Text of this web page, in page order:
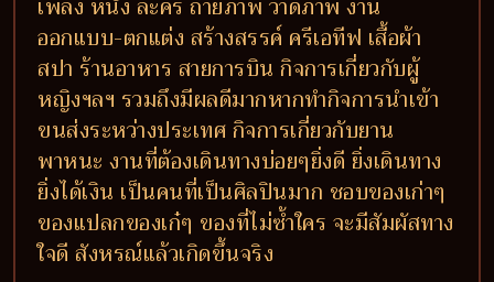
ออกแบบ-ตกแต่ง สร้างสรรค์ ครีเอทีฟ เสื้อผ้า
สปา ร้านอาหาร สายการบิน กิจการเกี่ยวกับผู้
หญิงฯลฯ รวมถึงมีผลดีมากหากทำกิจการนำเข้า
ขนส่งระหว่างประเทศ กิจการเกี่ยวกับยาน
พาหนะ งานที่ต้องเดินทางบ่อยๆยิ่งดี ยิ่งเดินทาง
ยิ่งได้เงิน เป็นคนที่เป็นศิลปินมาก ชอบของเก่าๆ
ของแปลกของเก๋ๆ ของที่ไม่ซ้ำใคร จะมีสัมผัสทาง
ใจดี สังหรณ์แล้วเกิดขึ้นจริง